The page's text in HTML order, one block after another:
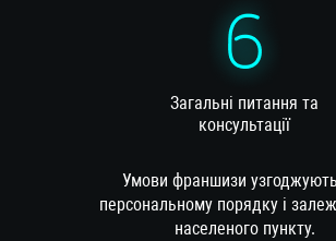
Загальні питання та
консультації
Умови франшизи
персональному порядку і
населеного пункту.